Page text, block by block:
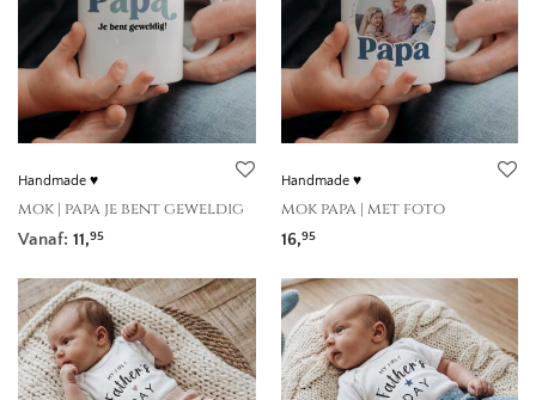
Handmade ♥
mok | papa je bent geweldig
Vanaf: 11,95
Handmade ♥
mok papa | met foto
16,95